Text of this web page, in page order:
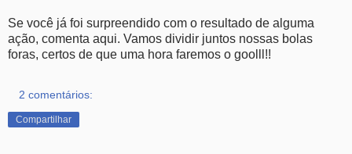
Se você já foi surpreendido com o resultado de alguma
ação, comenta aqui. Vamos dividir juntos nossas bolas
foras, certos de que uma hora faremos o goolll!!
2 comentários:
Compartilhar